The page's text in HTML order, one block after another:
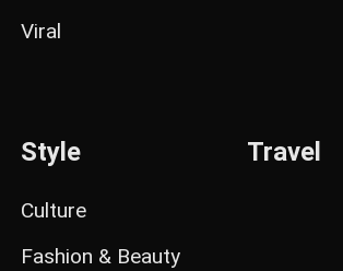
Viral
Style
Culture
Fashion & Beauty
Travel